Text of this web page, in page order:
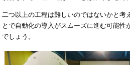
二つ以上の工程は難しいのではないかと考
とで自動化の導入がスムーズに進む可能性
でしょう。